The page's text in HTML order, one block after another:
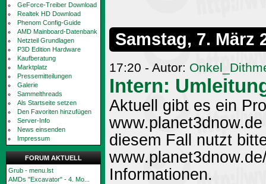
GeForce-Treiber Download
Realtek HD Download
Phenom Config-Guide
AMD Mainboard-Datenbank
Netzteil Grundlagen
P3D Edition Hardware
Kaufberatung
Marktplatz
Pressemitteilungen
Galerie
Sammelthreads
Als Startseite setzen
Den Favoriten hinzufügen
Server-Info
News einsenden
Impressum
FORUM AKTUELL
Grub - menu.lst
AMDs "Excavator" - 4. Mo...
Samstag, 7. März
17:20 - Autor:
Intern:
Aktuell gibt es ein
diesem Fall nutzt
Informationen.